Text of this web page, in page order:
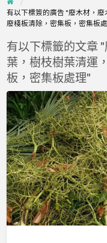
有以下標簽的廣告 "廢木材，
廢棧板清除，密集板，密集板
有以下標籤的文章
葉，樹枝樹葉清運
板，密集板處理"
樹
枝
樹
葉
清
運